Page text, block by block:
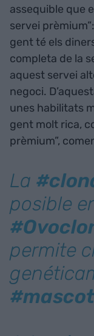
assequible que
servei
gent té els
completa de la
aquest servei
negoci.
unes habilitats
gent molt rica,
prèmium”,
La
posible
permite